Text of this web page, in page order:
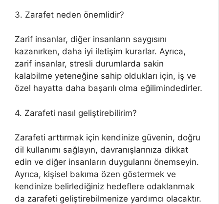
3. Zarafet neden önemlidir?
Zarif insanlar, diğer insanların saygısını
kazanırken, daha iyi iletişim kurarlar. Ayrıca,
zarif insanlar, stresli durumlarda sakin
kalabilme yeteneğine sahip oldukları için, iş ve
özel hayatta daha başarılı olma eğilimindedirler.
4. Zarafeti nasıl geliştirebilirim?
Zarafeti arttırmak için kendinize güvenin, doğru
dil kullanımı sağlayın, davranışlarınıza dikkat
edin ve diğer insanların duygularını önemseyin.
Ayrıca, kişisel bakıma özen göstermek ve
kendinize belirlediğiniz hedeflere odaklanmak
da zarafeti geliştirebilmenize yardımcı olacaktır.